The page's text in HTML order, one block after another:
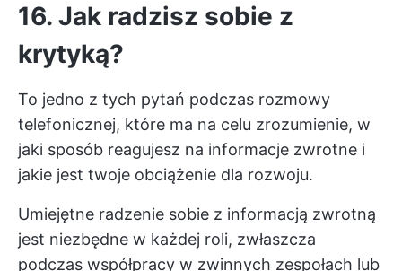
16. Jak radzisz sobie z
krytyką?
To jedno z tych pytań podczas rozmowy
telefonicznej, które ma na celu zrozumienie, w
jaki sposób reagujesz na informacje zwrotne i
jakie jest twoje obciążenie dla rozwoju.
Umiejętne radzenie sobie z informacją zwrotną
jest niezbędne w każdej roli, zwłaszcza
podczas współpracy w zwinnych zespołach lub